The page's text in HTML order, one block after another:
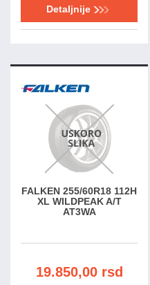
Detaljnije
FALKEN 255/60R18 112H
XL WILDPEAK A/T
AT3WA
19.850,00 rsd